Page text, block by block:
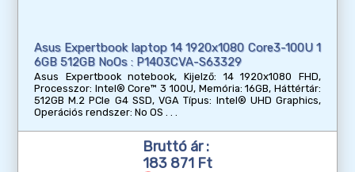
Asus Expertbook laptop 14 1920x1080 Core3-100U 1
6GB 512GB NoOs : P1403CVA-S63329
Asus Expertbook notebook, Kijelző: 14 1920x1080 FHD,
Processzor: Intel® Core™ 3 100U, Memória: 16GB, Háttértár:
512GB M.2 PCIe G4 SSD, VGA Típus: Intel® UHD Graphics,
Operációs rendszer: No OS
Bruttó ár :
183 871 Ft